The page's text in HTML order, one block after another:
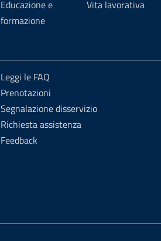
Educazione e
formazione
Vita lavorativa
Leggi le FAQ
Prenotazioni
Segnalazione disservizio
Richiesta assistenza
Feedback